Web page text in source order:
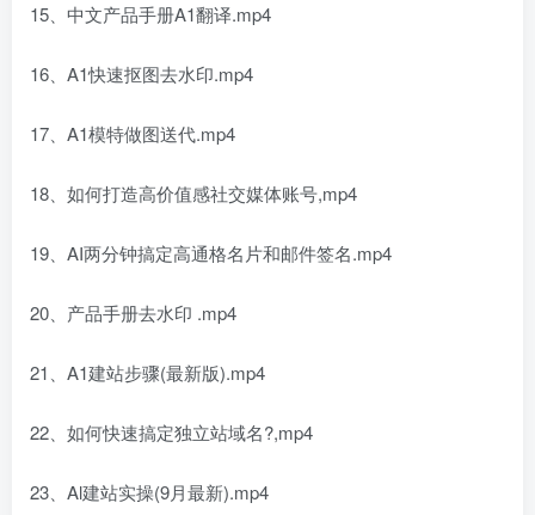
15、中文产品手册A1翻译.mp4
16、A1快速抠图去水印.mp4
17、A1模特做图送代.mp4
18、如何打造高价值感社交媒体账号,mp4
19、AI两分钟搞定高通格名片和邮件签名.mp4
20、产品手册去水印 .mp4
21、A1建站步骤(最新版).mp4
22、如何快速搞定独立站域名?,mp4
23、Al建站实操(9月最新).mp4